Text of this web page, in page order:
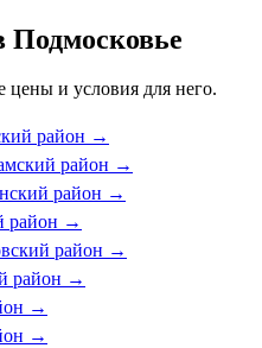
Подмосковье
и условия для него.
район →
район →
район →
район →
район →
район →
→
→